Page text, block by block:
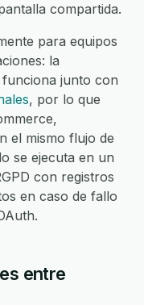
compartida.
para equipos
la
junto con
, por lo que
el mismo flujo de
se ejecuta en un
con registros
en caso de fallo
entre